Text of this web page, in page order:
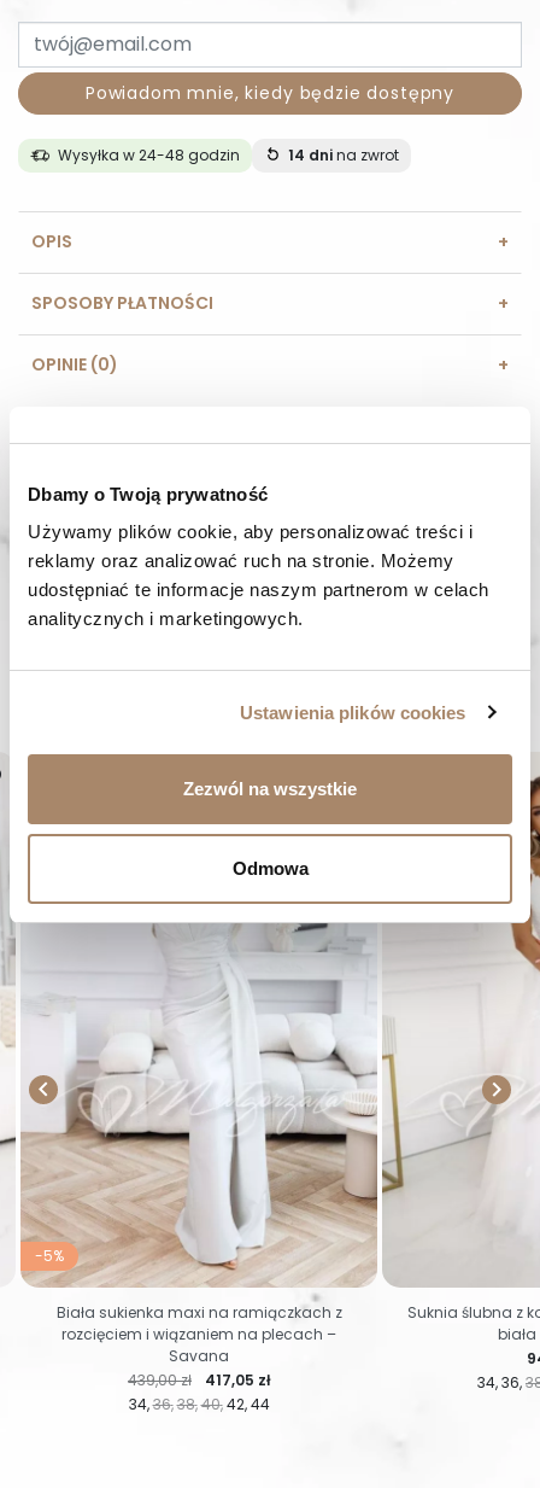
Dbamy o Twoją prywatność
Używamy plików cookie, aby personalizować treści i
reklamy oraz analizować ruch na stronie. Możemy
udostępniać te informacje naszym partnerom w celach
analitycznych i marketingowych.
Ustawienia plików cookies
Zezwól na wszystkie
Odmowa
Powiadom mnie, kiedy będzie dostępny
Wysyłka w 24-48 godzin 14 dnina zwrot
OPIS
SPOSOBY PŁATNOŚCI
OPINIE (0)
MASZ PYTANIE? Zadzwoń do nas :
godziny 15:00. +48 537 238 431
SZYBKA WYSYŁKA
Zamówienia wysyłamy w ciągu 1-2 dni
ZAKUPY BEZ RYZYKA
Masz prawo do 14 dni na zwrot towaru
BYĆ MOŻE SPODOBA CI SIĘ...

-5%
34 36 38 40 42 44
favorite_border
Cena regularna
439,00 zł Cena
417,05 zł
Biała sukienka maxi na ramiączkach z
rozcięciem i wiązaniem na plecach –
Savana
34 36
Suknia ślubna z
